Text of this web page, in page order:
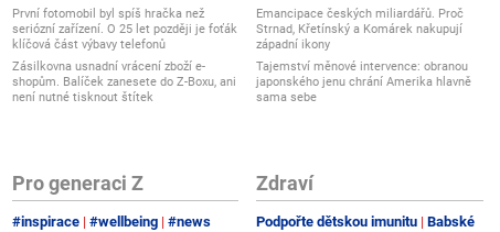
První fotomobil byl spíš hračka než
seriózní zařízení. O 25 let později je foťák
klíčová část výbavy telefonů
Zásilkovna usnadní vrácení zboží e-
shopům. Balíček zanesete do Z-Boxu, ani
není nutné tisknout štítek
Emancipace českých miliardářů. Proč
Strnad, Křetínský a Komárek nakupují
západní ikony
Tajemství měnové intervence: obranou
japonského jenu chrání Amerika hlavně
sama sebe
Pro generaci Z
#inspirace #wellbeing #news
Zdraví
Podpořte dětskou imunitu Babské